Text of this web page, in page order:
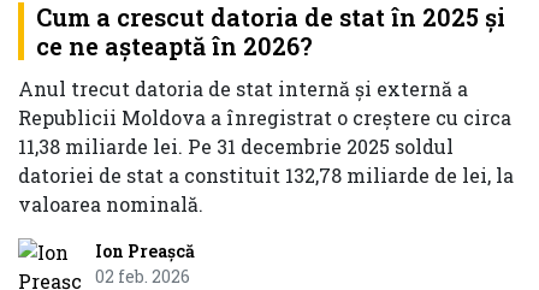
Cum a crescut datoria de stat în 2025 şi
ce ne aşteaptă în 2026?
Anul trecut datoria de stat internă şi externă a
Republicii Moldova a înregistrat o creştere cu circa
11,38 miliarde lei. Pe 31 decembrie 2025 soldul
datoriei de stat a constituit 132,78 miliarde de lei, la
valoarea nominală.
Ion Preașcă
02 feb. 2026